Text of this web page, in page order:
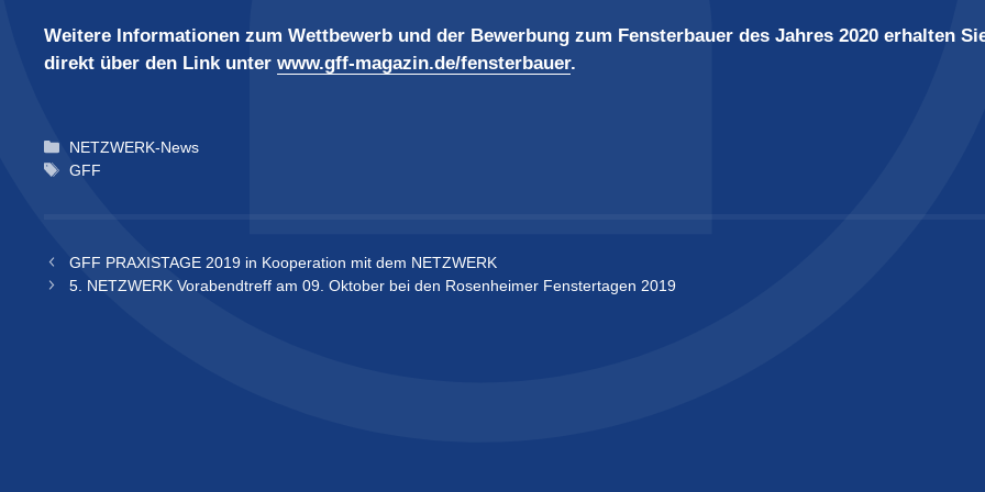
Weitere Informationen zum Wettbewerb und der Bewerbung zum Fensterbauer des Jahres 2020 erhalten
direkt über den Link unter www.gff-magazin.de/fensterbauer.
Kategorien
NETZWERK-News
Schlagwörter
GFF
GFF PRAXISTAGE 2019 in Kooperation mit dem NETZWERK
5. NETZWERK Vorabendtreff am 09. Oktober bei den Rosenheimer Fenstertagen 2019